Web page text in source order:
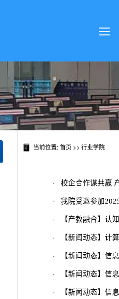
当前位置:首页 >> 行业学院
· 校企合作谋共赢
· 我院受邀参加
· 【产教融合】认
· 【新闻动态】计
· 【新闻动态】信
· 【新闻动态】信
· 【新闻动态】信